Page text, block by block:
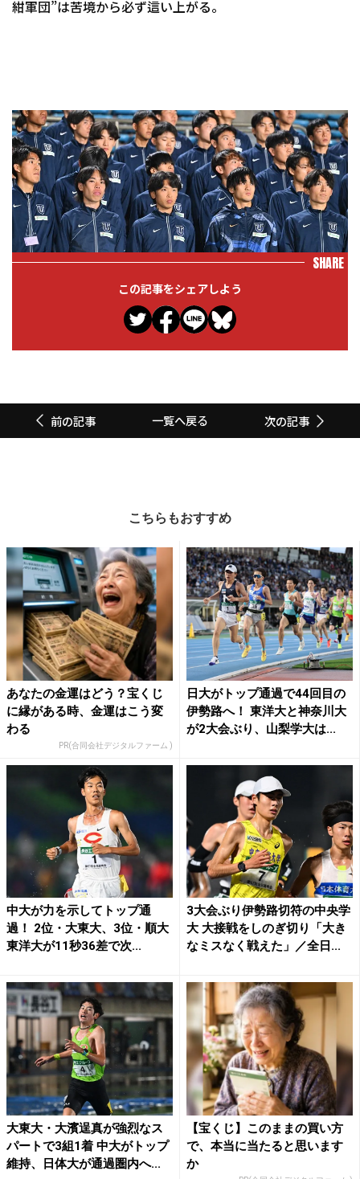
紺軍団”は苦境から必ず這い上がる。
SHARE
この記事をシェアしよう
前の記事 一覧へ戻る 次の記事
こちらもおすすめ
あなたの金運はどう？宝くじ
に縁がある時、金運はこう変
わる
PR(合同会社デジタルファーム )
日大がトップ通過で44回目の
伊勢路へ！ 東洋大と神奈川大
が2大会ぶり、山梨学大は...
中大が力を示してトップ通
過！ 2位・大東大、3位・順大
東洋大が11秒36差で次...
3大会ぶり伊勢路切符の中央学
大 大接戦をしのぎ切り「大き
なミスなく戦えた」／全日...
大東大・大濱逞真が強烈なス
パートで3組1着 中大がトップ
維持、日体大が通過圏内へ...
【宝くじ】このままの買い方
で、本当に当たると思います
か